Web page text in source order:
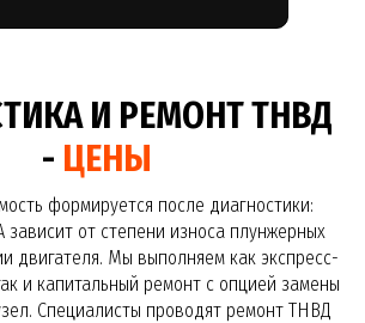
И РЕМОНТ ТНВД
- ЦЕНЫ
формируется после диагностики:
от степени износа плунжерных
двигателя. Мы выполняем как экспресс-
и капитальный ремонт с опцией замены
Специалисты проводят ремонт ТНВД